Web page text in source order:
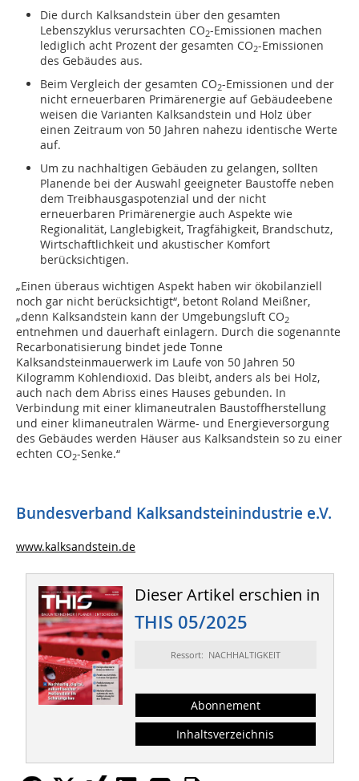
Die durch Kalksandstein über den gesamten
Lebenszyklus verursachten CO2-Emissionen machen
lediglich acht Prozent der gesamten CO2-Emissionen
des Gebäudes aus.
Beim Vergleich der gesamten CO2-Emissionen und der
nicht erneuerbaren Primärenergie auf Gebäudeebene
weisen die Varianten Kalksandstein und Holz über
einen Zeitraum von 50 Jahren nahezu identische Werte
auf.
Um zu nachhaltigen Gebäuden zu gelangen, sollten
Planende bei der Auswahl geeigneter Baustoffe neben
dem Treib­hausgaspotenzial und der nicht
erneuerbaren Primärenergie auch Aspekte wie
Regionalität, Langlebigkeit, Tragfähigkeit, Brandschutz,
Wirtschaftlichkeit und akustischer Komfort
berücksichtigen.
„Einen überaus wichtigen Aspekt haben wir ökobilanziell
noch gar nicht berücksichtigt“, betont Roland Meißner,
„denn Kalksandstein kann der Umgebungsluft CO2
entnehmen und dauerhaft einlagern. Durch die sogenannte
Recarbonatisierung bindet jede Tonne
Kalksandsteinmauerwerk im Laufe von 50 Jahren 50
Kilogramm Kohlendioxid. Das bleibt, anders als bei Holz,
auch nach dem Abriss eines Hauses gebunden. In
Verbindung mit einer klimaneutralen Baustoffherstellung
und einer klimaneutralen Wärme- und Energieversorgung
des Gebäudes werden Häuser aus Kalksandstein so zu einer
echten CO2-Senke.“
Bundesverband Kalksandsteinindustrie e.V.
www.kalksandstein.de
Dieser Artikel erschien in
THIS 05/2025
Ressort: NACHHALTIGKEIT
Abonnement
Inhaltsverzeichnis